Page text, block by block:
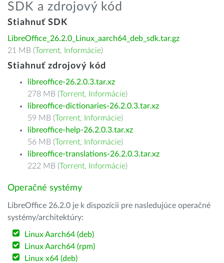
SDK a zdrojový kód
Stiahnuť SDK
LibreOffice_26.2.0_Linux_aarch64_deb_sdk.tar.gz
21 MB (Torrent, Informácie)
Stiahnuť zdrojový kód
libreoffice-26.2.0.3.tar.xz
278 MB (Torrent, Informácie)
libreoffice-dictionaries-26.2.0.3.tar.xz
59 MB (Torrent, Informácie)
libreoffice-help-26.2.0.3.tar.xz
56 MB (Torrent, Informácie)
libreoffice-translations-26.2.0.3.tar.xz
222 MB (Torrent, Informácie)
Operačné systémy
LibreOffice 26.2.0 je k dispozícii pre nasledujúce operačné
systémy/architektúry:
Linux Aarch64 (deb)
Linux Aarch64 (rpm)
Linux x64 (deb)